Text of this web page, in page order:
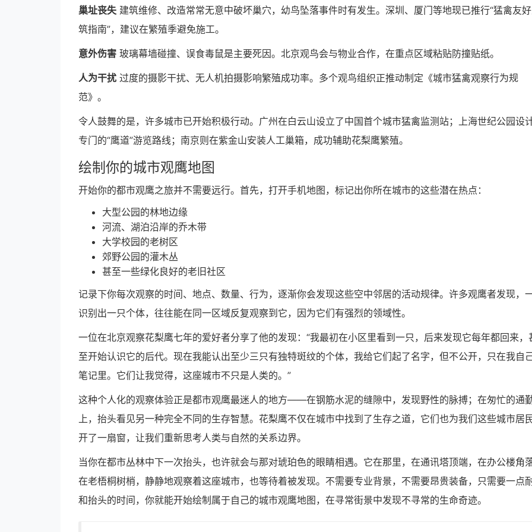
巢址丧失 建筑维修、改造常常无意中破坏巢穴，幼鸟坠落事件时有发生。深圳、厦门等地现已推行“猛禽友
筑指南”，建议在繁殖季避免施工。
意外伤害 玻璃幕墙碰撞、误食毒鼠是主要死因。北京观鸟会与物业合作，在重点区域粘贴防撞贴纸。
人为干扰 过度的摄影干扰、无人机拍摄影响繁殖成功率。多个观鸟组织正推动制定《城市猛禽观察行为规
范》。
令人鼓舞的是，许多城市已开始积极行动。广州在白云山设立了中国首个城市猛禽监测站；上海世纪公园设
专门的“鹰道”游览路线；南京则在紫金山安装人工巢箱，成功辅助花梨鹰繁殖。
绘制你的城市观鹰地图
开始你的都市观鹰之旅并不需要远行。首先，打开手机地图，标记出你所在城市的这些潜在热点：
大型公园的林地边缘
河流、湖泊沿岸的乔木带
大学校园的老树区
郊野公园的灌木丛
甚至一些绿化良好的老旧社区
记录下你每次观察的时间、地点、数量、行为，逐渐你会发现这些空中邻居的活动规律。许多观鹰者发现，
识别出一只个体，往往能在同一区域反复观察到它，因为它们有强烈的领域性。
一位在北京观察花梨鹰七年的爱好者分享了他的发现：“我最初在小区里看到一只，后来发现它每年都回来，
至开始认识它的后代。现在我能认出至少三只有独特斑纹的个体，我给它们起了名字，但不公开，只在我自
笔记里。它们让我觉得，这座城市不只是人类的。”
这种个人化的观察体验正是都市观鹰最迷人的地方——在钢筋水泥的缝隙中，发现野性的脉搏；在匆忙的通
上，抬头看见另一种完全不同的生存智慧。花梨鹰不仅在城市中找到了生存之道，它们也为我们这些城市居
开了一扇窗，让我们重新思考人类与自然的关系边界。
当你在都市丛林中下一次抬头，也许就会与那对琥珀色的眼睛相遇。它在那里，在通讯塔顶端，在办公楼角
在老梧桐树梢，静静地观察着这座城市，也等待着被发现。不需要专业背景，不需要昂贵装备，只需要一点
和抬头的时间，你就能开始绘制属于自己的城市观鹰地图，在寻常街景中发现不寻常的生命奇迹。